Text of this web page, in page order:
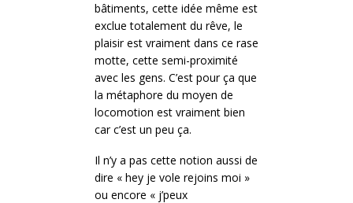
bâtiments, cette idée même est
exclue totalement du rêve, le
plaisir est vraiment dans ce rase
motte, cette semi-proximité
avec les gens. C’est pour ça que
la métaphore du moyen de
locomotion est vraiment bien
car c’est un peu ça.
Il n’y a pas cette notion aussi de
dire « hey je vole rejoins moi »
ou encore « j’peux